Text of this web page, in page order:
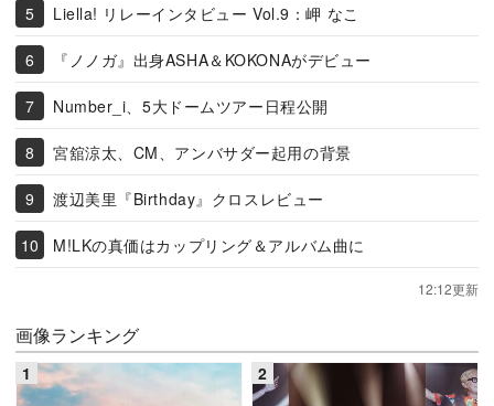
Liella! リレーインタビュー Vol.9：岬 なこ
『ノノガ』出身ASHA＆KOKONAがデビュー
Number_i、5大ドームツアー日程公開
宮舘涼太、CM、アンバサダー起用の背景
渡辺美里『Birthday』クロスレビュー
M!LKの真価はカップリング＆アルバム曲に
12:12更新
画像ランキング